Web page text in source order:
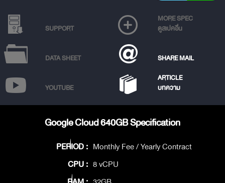
SUPPORT
MORE SPEC
ดูสเปคอื่น
DATA SHEET SHARE MAIL
YOUTUBE
ARTICLE
บทความ
Google Cloud 640GB Specification
PERIOD : Monthly Fee / Yearly Contract
CPU : 8 vCPU